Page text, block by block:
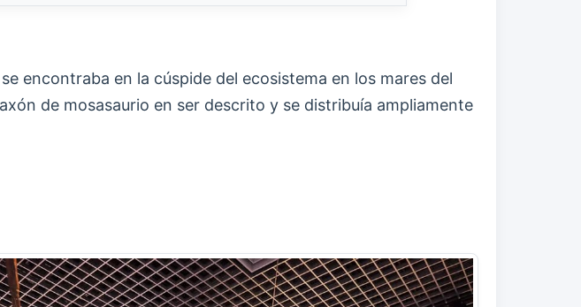
encontraba en la cúspide del ecosistema en los mares del
de mosasaurio en ser descrito y se distribuía ampliamente